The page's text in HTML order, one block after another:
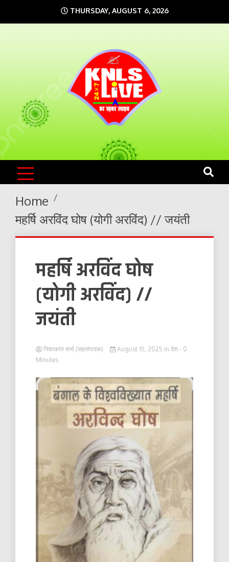
to
THURSDAY, AUGUST 6, 2026
KNLS LIVE
India`s No.1 News Portal
Home
महर्षि अरविंद घोष (योगी अरविंद) // जयंती
महर्षि अरविंद घोष
(योगी अरविंद) //
जयंती
निशाकांत शर्मा (सहसंपादक) August 15, 2025 in देश - 0
Minutes